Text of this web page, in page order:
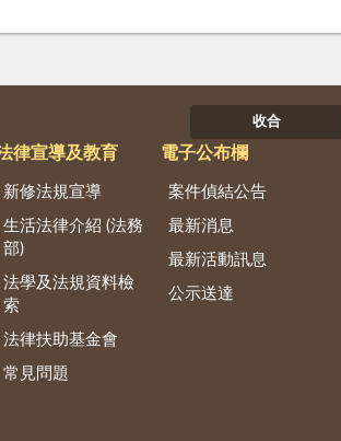
收合
律宣導及教育
新修法規宣導
生活法律介紹 (法務
部)
法學及法規資料檢
索
法律扶助基金會
常見問題
電子公布欄
案件偵結公告
最新消息
最新活動訊息
公示送達